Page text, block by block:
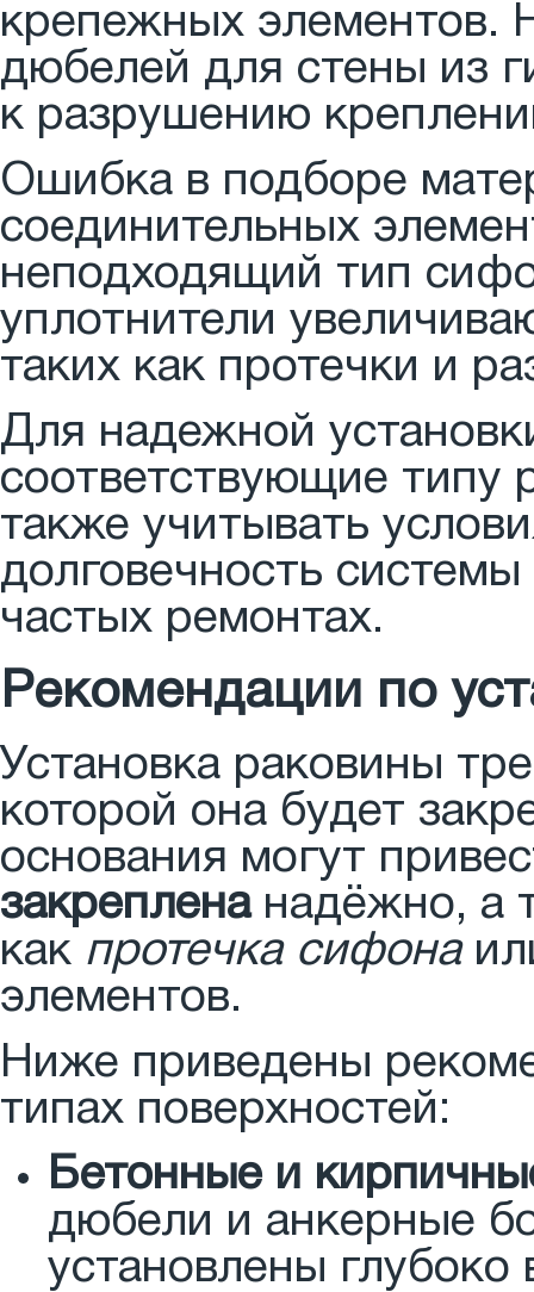
крепежных элементов.
дюбелей для стены из
к разрушению
Ошибка в подборе
соединительных
неподходящий тип
уплотнители
таких как протечки и
Для надежной
соответствующие типу
также учитывать
долговечность
частых ремонтах.
Рекомендации по
Установка раковины
которой она будет
основания могут
закрепленанадёжно, а
как протечка сифона
элементов.
Ниже приведены
типах поверхностей:
Бетонные и
дюбели и анкерные
установлены